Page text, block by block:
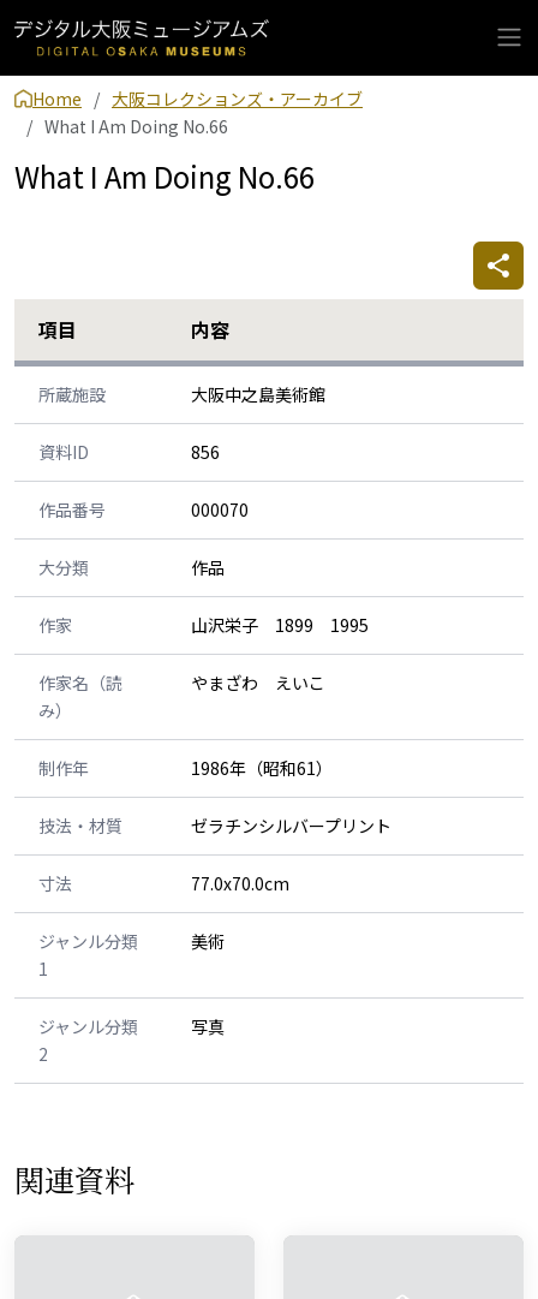
Home
大阪コレクションズ・アーカイブ
What I Am Doing No.66
What I Am Doing No.66
項目 内容
所蔵施設 大阪中之島美術館
資料ID 856
作品番号 000070
大分類 作品
作家 山沢栄子 1899 1995
作家名（読
み）
やまざわ えいこ
制作年 1986年（昭和61）
技法・材質 ゼラチンシルバープリント
寸法 77.0x70.0cm
ジャンル分類
1
美術
ジャンル分類
2
写真
関連資料